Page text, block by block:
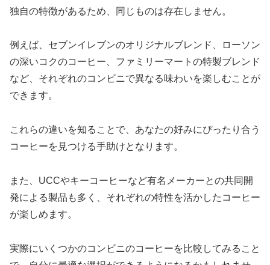
独自の特徴があるため、同じものは存在しません。
例えば、セブンイレブンのオリジナルブレンド、ローソン
の深いコクのコーヒー、ファミリーマートの特製ブレンド
など、それぞれのコンビニで異なる味わいを楽しむことが
できます。
これらの違いを知ることで、あなたの好みにぴったり合う
コーヒーを見つける手助けとなります。
また、UCCやキーコーヒーなど有名メーカーとの共同開
発による製品も多く、それぞれの特性を活かしたコーヒー
が楽しめます。
実際にいくつかのコンビニのコーヒーを比較してみること